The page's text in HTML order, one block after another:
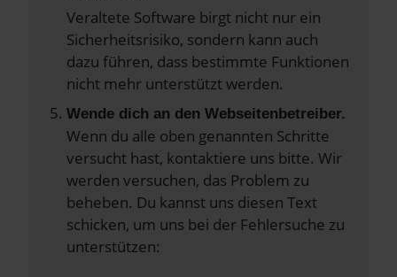
Veraltete Software birgt nicht nur ein
Sicherheitsrisiko, sondern kann auch
dazu führen, dass bestimmte Funktionen
nicht mehr unterstützt werden.
Wende dich an den Webseitenbetreiber.
Wenn du alle oben genannten Schritte
versucht hast, kontaktiere uns bitte. Wir
werden versuchen, das Problem zu
beheben. Du kannst uns diesen Text
schicken, um uns bei der Fehlersuche zu
unterstützen: